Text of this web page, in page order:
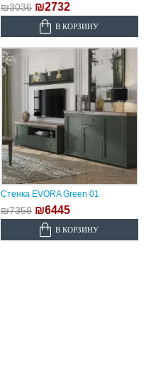
₪3036 ₪2732
В КОРЗИНУ
Стенка EVORA Green 01
₪7358 ₪6445
В КОРЗИНУ